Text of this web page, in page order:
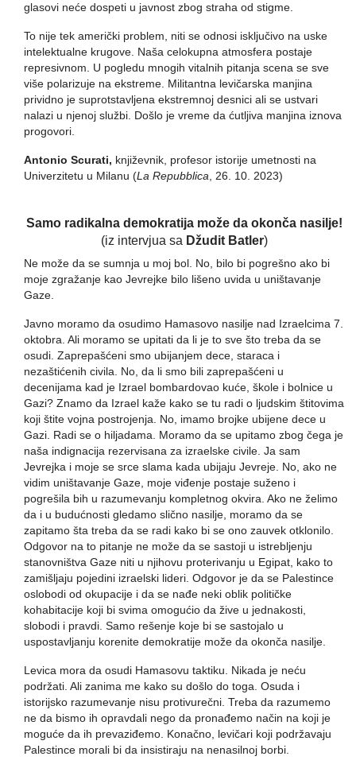
glasovi neće dospeti u javnost zbog straha od stigme.
To nije tek američki problem, niti se odnosi isključivo na uske
intelektualne krugove. Naša celokupna atmosfera postaje
represivnom. U pogledu mnogih vitalnih pitanja scena se sve
više polarizuje na ekstreme. Militantna levičarska manjina
prividno je suprotstavljena ekstremnoj desnici ali se ustvari
nalazi u njenoj službi. Došlo je vreme da ćutljiva manjina iznova
progovori.
Antonio Scurati, književnik, profesor istorije umetnosti na
Univerzitetu u Milanu (La Repubblica, 26. 10. 2023)
Samo radikalna demokratija može da okonča nasilje!
(iz intervjua sa Džudit Batler)
Ne može da se sumnja u moj bol. No, bilo bi pogrešno ako bi
moje zgražanje kao Jevrejke bilo lišeno uvida u uništavanje
Gaze.
Javno moramo da osudimo Hamasovo nasilje nad Izraelcima 7.
oktobra. Ali moramo se upitati da li je to sve što treba da se
osudi. Zaprepašćeni smo ubijanjem dece, staraca i
nezaštićenih civila. No, da li smo bili zaprepašćeni u
decenijama kad je Izrael bombardovao kuće, škole i bolnice u
Gazi? Znamo da Izrael kaže kako se tu radi o ljudskim štitovima
koji štite vojna postrojenja. No, imamo brojke ubijene dece u
Gazi. Radi se o hiljadama. Moramo da se upitamo zbog čega je
naša indignacija rezervisana za izraelske civile. Ja sam
Jevrejka i moje se srce slama kada ubijaju Jevreje. No, ako ne
vidim uništavanje Gaze, moje viđenje postaje suženo i
pogrešila bih u razumevanju kompletnog okvira. Ako ne želimo
da i u budućnosti gledamo slično nasilje, moramo da se
zapitamo šta treba da se radi kako bi se ono zauvek otklonilo.
Odgovor na to pitanje ne može da se sastoji u istrebljenju
stanovništva Gaze niti u njihovu proterivanju u Egipat, kako to
zamišljaju pojedini izraelski lideri. Odgovor je da se Palestince
oslobodi od okupacije i da se nađe neki oblik političke
kohabitacije koji bi svima omogućio da žive u jednakosti,
slobodi i pravdi. Samo rešenje koje bi se sastojalo u
uspostavljanju korenite demokratije može da okonča nasilje.
Levica mora da osudi Hamasovu taktiku. Nikada je neću
podržati. Ali zanima me kako su došlo do toga. Osuda i
istorijsko razumevanje nisu protivurečni. Treba da razumemo
ne da bismo ih opravdali nego da pronađemo način na koji je
moguće da ih prevaziđemo. Konačno, levičari koji podržavaju
Palestince morali bi da insistiraju na nenasilnoj borbi.